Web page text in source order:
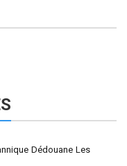
Dédouane Les